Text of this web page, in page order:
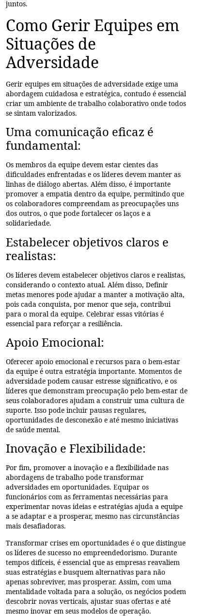
juntos.
Como Gerir Equipes em
Situações de
Adversidade
Gerir equipes em situações de adversidade exige uma
abordagem cuidadosa e estratégica, contudo é essencial
criar um ambiente de trabalho colaborativo onde todos
se sintam valorizados.
Uma comunicação eficaz é
fundamental:
Os membros da equipe devem estar cientes das
dificuldades enfrentadas e os líderes devem manter as
linhas de diálogo abertas. Além disso, é importante
promover a empatia dentro da equipe, permitindo que
os colaboradores compreendam as preocupações uns
dos outros, o que pode fortalecer os laços e a
solidariedade.
Estabelecer objetivos claros e
realistas:
Os líderes devem estabelecer objetivos claros e realistas,
considerando o contexto atual. Além disso,Definir
metas menores pode ajudar a manter a motivação alta,
pois cada conquista, por menor que seja, contribui
para o moral da equipe. Celebrar essas vitórias é
essencial para reforçar a resiliência.
Apoio Emocional:
Oferecer apoio emocional e recursos para o bem-estar
da equipe é outra estratégia importante. Momentos de
adversidade podem causar estresse significativo, e os
líderes que demonstram preocupação pelo bem-estar de
seus colaboradores ajudam a construir uma cultura de
suporte. Isso pode incluir pausas regulares,
oportunidades de desconexão e até mesmo iniciativas
de saúde mental.
Inovação e Flexibilidade:
Por fim, promover a inovação e a flexibilidade nas
abordagens de trabalho pode transformar
adversidades em oportunidades. Equipar os
funcionários com as ferramentas necessárias para
experimentar novas ideias e estratégias ajuda a equipe
a se adaptar e a prosperar, mesmo nas circunstâncias
mais desafiadoras.
Transformar crises em oportunidades é o que distingue
os líderes de sucesso no empreendedorismo. Durante
tempos difíceis, é essencial que as empresas reavaliem
suas estratégias e busquem alternativas para não
apenas sobreviver, mas prosperar. Assim, comuma
mentalidade voltada para a solução, os negócios podem
descobrir novas verticais, ajustar suas ofertas e até
mesmo inovar em seus modelos de operação.